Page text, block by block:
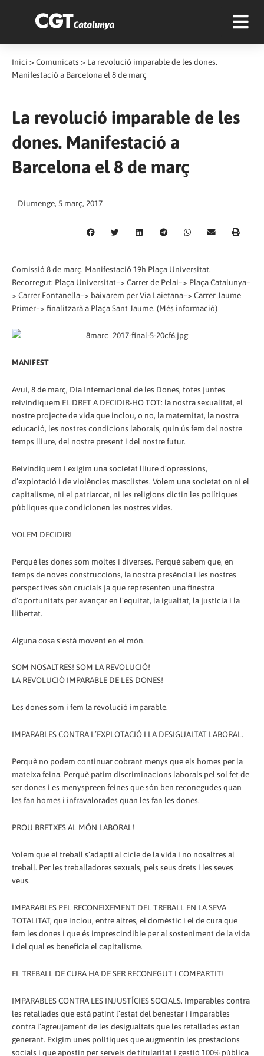
Inici > Comunicats > La revolució imparable de les dones.
Manifestació a Barcelona el 8 de març
La revolució imparable de les
dones. Manifestació a
Barcelona el 8 de març
Diumenge, 5 març, 2017
Comissió 8 de març. Manifestació 19h Plaça Universitat.
Recorregut: Plaça Universitat–> Carrer de Pelai–> Plaça Catalunya–
> Carrer Fontanella–> baixarem per Via Laietana–> Carrer Jaume
Primer–> finalitzarà a Plaça Sant Jaume. (Més informació)
MANIFEST
Avui, 8 de març, Dia Internacional de les Dones, totes juntes
reivindiquem EL DRET A DECIDIR-HO TOT: la nostra sexualitat, el
nostre projecte de vida que inclou, o no, la maternitat, la nostra
educació, les nostres condicions laborals, quin ús fem del nostre
temps lliure, del nostre present i del nostre futur.
Reivindiquem i exigim una societat lliure d’opressions,
d’explotació i de violències masclistes. Volem una societat on ni el
capitalisme, ni el patriarcat, ni les religions dictin les polítiques
públiques que condicionen les nostres vides.
VOLEM DECIDIR!
Perquè les dones som moltes i diverses. Perquè sabem que, en
temps de noves construccions, la nostra presència i les nostres
perspectives són crucials ja que representen una finestra
d’oportunitats per avançar en l’equitat, la igualtat, la justícia i la
llibertat.
Alguna cosa s’està movent en el món.
SOM NOSALTRES! SOM LA REVOLUCIÓ!
LA REVOLUCIÓ IMPARABLE DE LES DONES!
Les dones som i fem la revolució imparable.
IMPARABLES CONTRA L’EXPLOTACIÓ I LA DESIGUALTAT LABORAL.
Perquè no podem continuar cobrant menys que els homes per la
mateixa feina. Perquè patim discriminacions laborals pel sol fet de
ser dones i es menyspreen feines que són ben reconegudes quan
les fan homes i infravalorades quan les fan les dones.
PROU BRETXES AL MÓN LABORAL!
Volem que el treball s’adapti al cicle de la vida i no nosaltres al
treball. Per les treballadores sexuals, pels seus drets i les seves
veus.
IMPARABLES PEL RECONEIXEMENT DEL TREBALL EN LA SEVA
TOTALITAT, que inclou, entre altres, el domèstic i el de cura que
fem les dones i que és imprescindible per al sosteniment de la vida
i del qual es beneficia el capitalisme.
EL TREBALL DE CURA HA DE SER RECONEGUT I COMPARTIT!
IMPARABLES CONTRA LES INJUSTÍCIES SOCIALS. Imparables contra
les retallades que està patint l’estat del benestar i imparables
contra l’agreujament de les desigualtats que les retallades estan
generant. Exigim unes polítiques que augmentin les prestacions
socials i que apostin per serveis de titularitat i gestió 100% pública